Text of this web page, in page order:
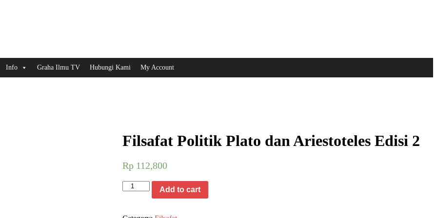
Info Graha Ilmu TV Hubungi Kami My Account
Filsafat Politik Plato dan Ariestoteles Edisi 2
Rp112,800
Filsafat
Politik
Add to cart